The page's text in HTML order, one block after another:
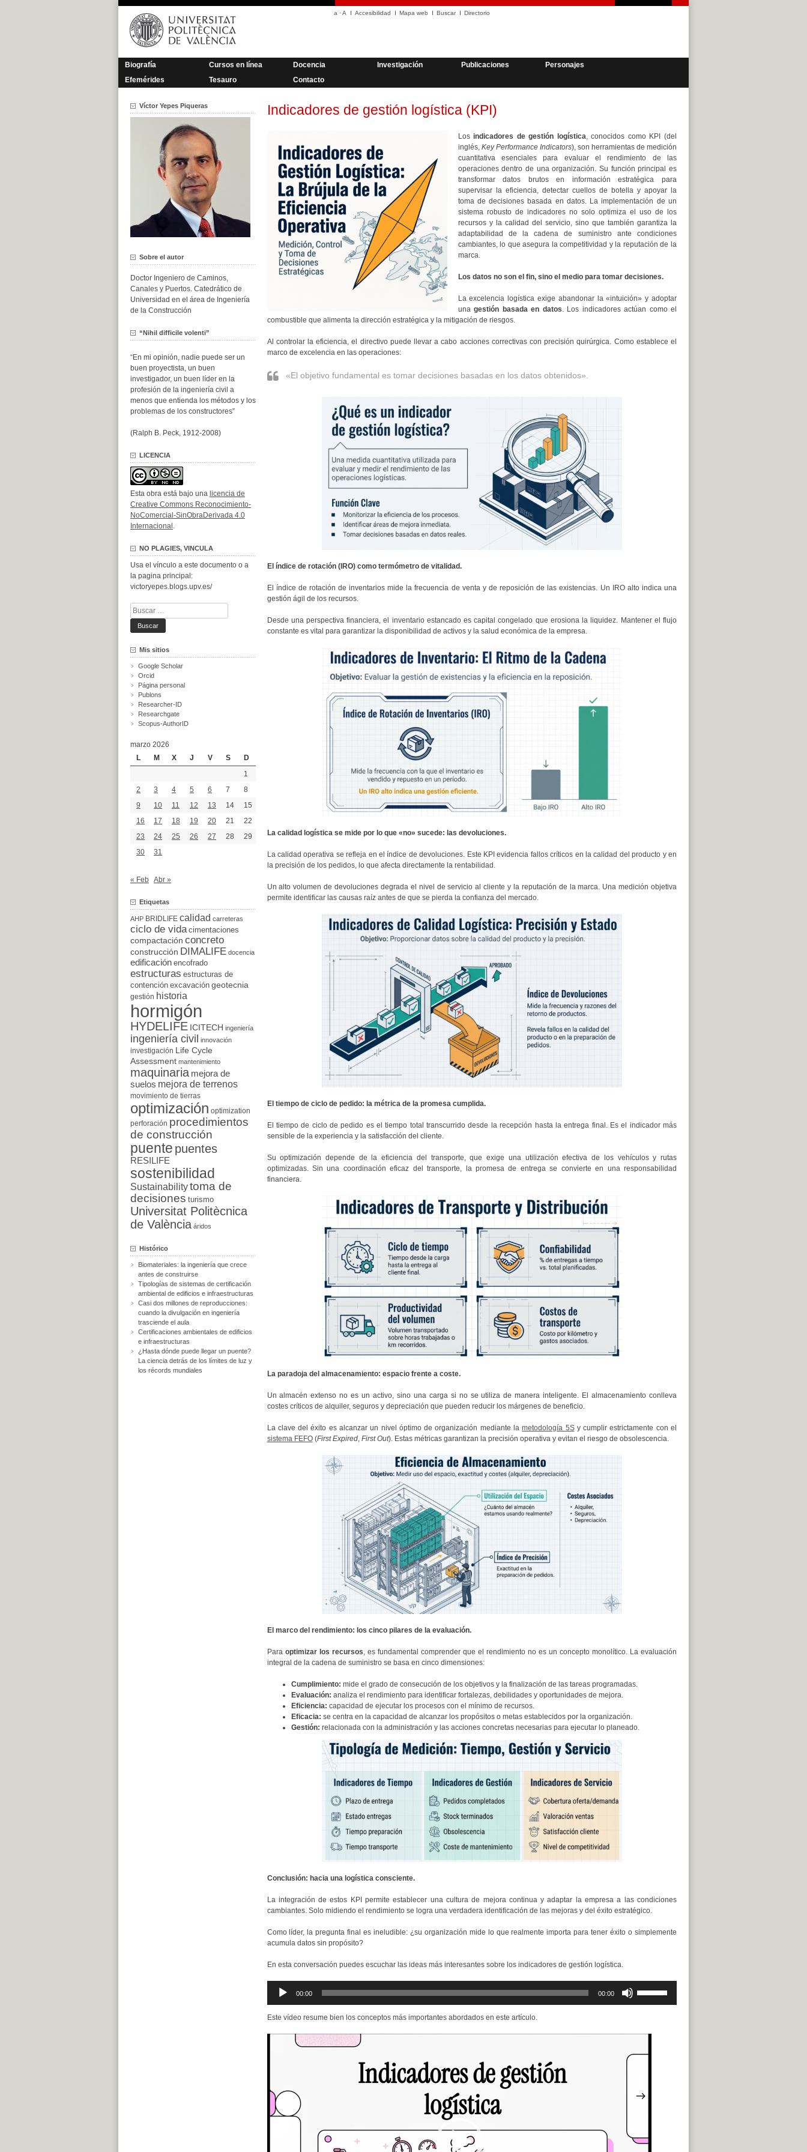
Saltar
contenido
a ·A Accesibilidad Mapa web Buscar Directorio
Biografía Cursos en línea Docencia Investigación Publicaciones
Personajes
Efemérides
Tesauro Contacto
Indicadores de gestión logística (KPI)
Losindicadores de gestión logística, conocidos como KPI (del
inglés, Key Performance Indicators), son herramientas de medición
cuantitativa esenciales para evaluar el rendimiento de las
operaciones dentro de una organización. Su función principal es
transformar datos brutos en información estratégica para
supervisar la eficiencia, detectar cuellos de botella y apoyar la
toma de decisiones basada en datos. La implementación de un
sistema robusto de indicadores no solo optimiza el uso de los
recursos y la calidad del servicio, sino que también garantiza la
adaptabilidad de la cadena de suministro ante condiciones
cambiantes, lo que asegura la competitividad y la reputación de la
marca.
Los datos no son el fin, sino el medio para tomar decisiones.
La excelencia logística exige abandonar la «intuición» y adoptar
una gestión basada en datos. Los indicadores actúan como el
combustible que alimenta la dirección estratégica y la mitigación de riesgos.
Al controlar la eficiencia, el directivo puede llevar a cabo acciones correctivas con precisión quirúrgica. Como establece el
marco de excelencia en las operaciones:
«El objetivo fundamental es tomar decisiones basadas en los datos obtenidos».
El índice de rotación (IRO) como termómetro de vitalidad.
El índice de rotación de inventarios mide la frecuencia de venta y de reposición de las existencias. Un IRO alto indica una
gestión ágil de los recursos.
Desde una perspectiva financiera, el inventario estancado es capital congelado que erosiona la liquidez. Mantener el flujo
constante es vital para garantizar la disponibilidad de activos y la salud económica de la empresa.
La calidad logística se mide por lo que «no» sucede: las devoluciones.
La calidad operativa se refleja en el índice de devoluciones. Este KPI evidencia fallos críticos en la calidad del producto y en
la precisión de los pedidos, lo que afecta directamente la rentabilidad.
Un alto volumen de devoluciones degrada el nivel de servicio al cliente y la reputación de la marca. Una medición objetiva
permite identificar las causas raíz antes de que se pierda la confianza del mercado.
El tiempo de ciclo de pedido: la métrica de la promesa cumplida.
El tiempo de ciclo de pedido es el tiempo total transcurrido desde la recepción hasta la entrega final. Es el indicador más
sensible de la experiencia y la satisfacción del cliente.
Su optimización depende de la eficiencia del transporte, que exige una utilización efectiva de los vehículos y rutas
optimizadas. Sin una coordinación eficaz del transporte, la promesa de entrega se convierte en una responsabilidad
financiera.
La paradoja del almacenamiento: espacio frente a coste.
Un almacén extenso no es un activo, sino una carga si no se utiliza de manera inteligente. El almacenamiento conlleva
costes críticos de alquiler, seguros y depreciación que pueden reducir los márgenes de beneficio.
La clave del éxito es alcanzar un nivel óptimo de organización mediante lametodología 5Sy cumplir estrictamente con el
sistema FEFO(First Expired, First Out). Estas métricas garantizan la precisión operativa y evitan el riesgo de obsolescencia.
El marco del rendimiento: los cinco pilares de la evaluación.
Para optimizar los recursos , es fundamental comprender que el rendimiento no es un concepto monolítico. La evaluación
integral de la cadena de suministro se basa en cinco dimensiones:
Cumplimiento: mide el grado de consecución de los objetivos y la finalización de las tareas programadas.
Evaluación: analiza el rendimiento para identificar fortalezas, debilidades y oportunidades de mejora.
Eficiencia: capacidad de ejecutar los procesos con el mínimo de recursos.
Eficacia: se centra en la capacidad de alcanzar los propósitos o metas establecidos por la organización.
Gestión: relacionada con la administración y las acciones concretas necesarias para ejecutar lo planeado.
Conclusión: hacia una logística consciente.
La integración de estos KPI permite establecer una cultura de mejora continua y adaptar la empresa a las condiciones
cambiantes. Solo midiendo el rendimiento se logra una verdadera identificación de las mejoras y del éxito estratégico.
Como líder, la pregunta final es ineludible: ¿su organización mide lo que realmente importa para tener éxito o simplemente
acumula datos sin propósito?
En esta conversación puedes escuchar las ideas más interesantes sobre los indicadores de gestión logística.
audio
00:00 00:00
las
teclas
el
Este vídeo resume bien los conceptos más importantes abordados en este artículo.
Reproductor
Víctor Yepes Piqueras
Sobre el autor
Doctor Ingeniero de Caminos,
Canales y Puertos. Catedrático de
Universidad en el área de Ingeniería
de la Construcción
“Nihil difficile volenti”
“En mi opinión, nadie puede ser un
buen proyectista, un buen
investigador, un buen líder en la
profesión de la ingeniería civil a
menos que entienda los métodos y los
problemas de los constructores”
(Ralph B. Peck, 1912-2008)
LICENCIA
Esta obra está bajo una licencia de
Creative Commons Reconocimiento-
NoComercial-SinObraDerivada 4.0
Internacional .
NO PLAGIES, VINCULA
Usa el vínculo a este documento o a
la pagina principal:
victoryepes.blogs.upv.es/
Buscar:
Mis sitios
Google Scholar
Orcid
Página personal
Publons
Researcher-ID
Researchgate
Scopus-AuthorID
marzo 2026
L
M X J V S
D
1
2
3 4 5 6 7
8
9
10 11 12 13 14
15
16
17 18 19 20 21
22
23
24 25 26 27 28
29
30
31
« Feb Abr »
Etiquetas
AHP BRIDLIFE calidad carreteras
ciclo de vida cimentaciones
compactación concreto
construcción DIMALIFE docencia
edificación encofrado
estructuras estructuras de
contención excavación geotecnia
gestión historia
hormigón
HYDELIFE ICITECH ingeniería
ingeniería civil innovación
investigación
Life Cycle
Assessment mantenimiento
maquinaria mejora de
suelos mejora de terrenos
movimiento de tierras
optimización optimization
perforación procedimientos
de construcción
puente puentes
RESILIFE
sostenibilidad
Sustainabilitytoma de
decisiones turismo
Universitat Politècnica
de València áridos
Histórico
Biomateriales: la ingeniería que crece
antes de construirse
Tipologías de sistemas de certificación
ambiental de edificios e infraestructuras
Casi dos millones de reproducciones:
cuando la divulgación en ingeniería
trasciende el aula
Certificaciones ambientales de edificios
e infraestructuras
¿Hasta dónde puede llegar un puente?
La ciencia detrás de los límites de luz y
los récords mundiales